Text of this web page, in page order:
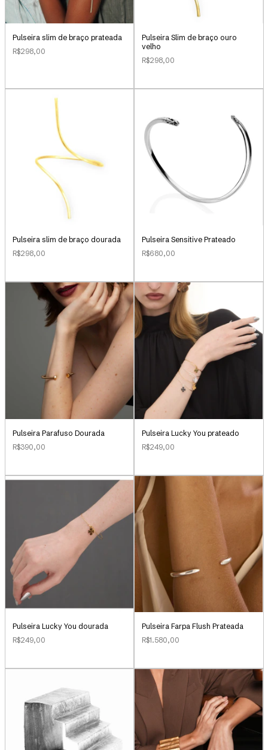
Pulseira slim de braço prateada
R$298,00
Pulseira Slim de braço ouro
velho
R$298,00
Pulseira slim de braço dourada
R$298,00
Pulseira Sensitive Prateado
R$680,00
Pulseira Parafuso Dourada
R$390,00
Pulseira Lucky You prateado
R$249,00
Pulseira Lucky You dourada
R$249,00
Pulseira Farpa Flush Prateada
R$1.580,00